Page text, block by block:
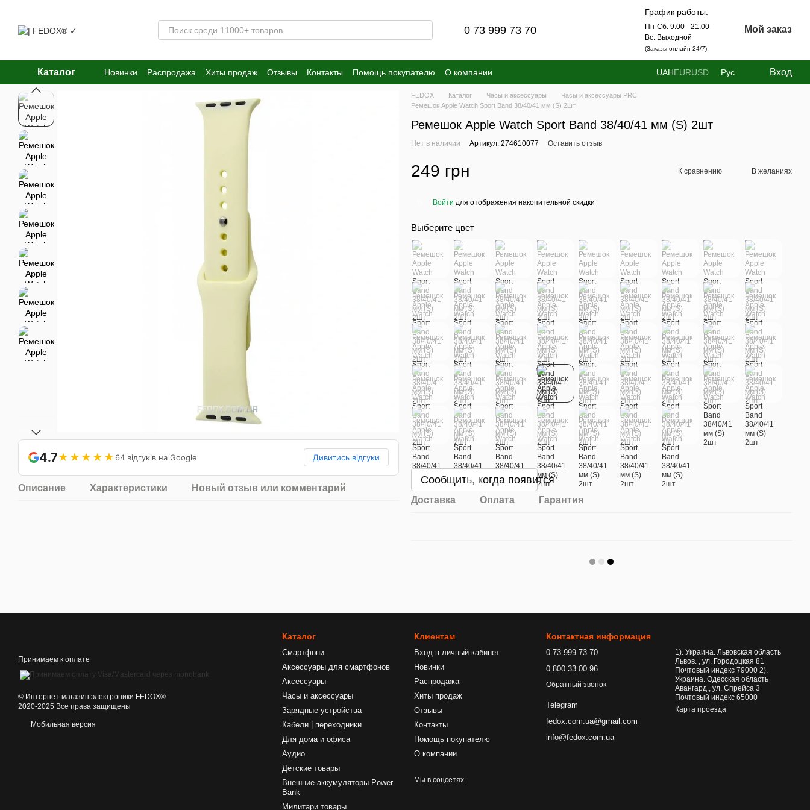
0 73 999 73 70
График работы:
Пн-Сб: 9:00 - 21:00
Вс: Выходной
(Заказы онлайн 24/7)
Мой заказ
Каталог Новинки Распродажа Хиты продаж Отзывы Контакты Помощь покупателю О компании UAHEURUSD Рус Вход
4.7★★★★★64 відгуків на Google Дивитись відгуки
Описание Характеристики Новый отзыв или комментарий
FEDOX Каталог Часы и аксессуары
Часы и аксессуары PRC
Ремешок Apple Watch Sport Band 38/40/41 мм (S) 2шт
Ремешок Apple Watch Sport Band 38/40/41 мм (S) 2шт
Нет в наличии Артикул: 274610077 Оставить отзыв
249 грн К сравнению В желаниях
Войти для отображения накопительной скидки
Выберите цвет
Сообщить, когда появится
Доставка Оплата Гарантия
Принимаем к оплате
©️ Интернет-магазин электроники FEDOX®
2020-2025 Все права защищены
Мобильная версия
Каталог
Смартфони
Аксессуары для смартфонов
Аксессуары
Часы и аксессуары
Зарядные устройства
Кабели | переходники
Для дома и офиса
Аудио
Детские товары
Внешние аккумуляторы Power
Bank
Милитари товары
Клиентам
Вход в личный кабинет
Новинки
Распродажа
Хиты продаж
Отзывы
Контакты
Помощь покупателю
О компании
Мы в соцсетях
Контактная информация
0 73 999 73 70
0 800 33 00 96
Обратный звонок
Telegram
fedox.com.ua@gmail.com
info@fedox.com.ua
1). Украина. Львовская область
Львов. , ул. Городоцкая 81
Почтовый индекс 79000 2).
Украина. Одесская область
Авангард., ул. Спрейса 3
Почтовый индекс 65000
Карта проезда